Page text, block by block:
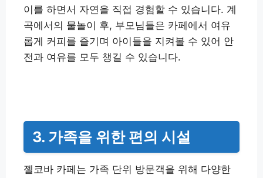
이를 하면서 자연을 직접 경험할 수 있습니다. 계
곡에서의 물놀이 후, 부모님들은 카페에서 여유
롭게 커피를 즐기며 아이들을 지켜볼 수 있어 안
전과 여유를 모두 챙길 수 있습니다.
3. 가족을 위한 편의 시설
젤코바 카페는 가족 단위 방문객을 위해 다양한